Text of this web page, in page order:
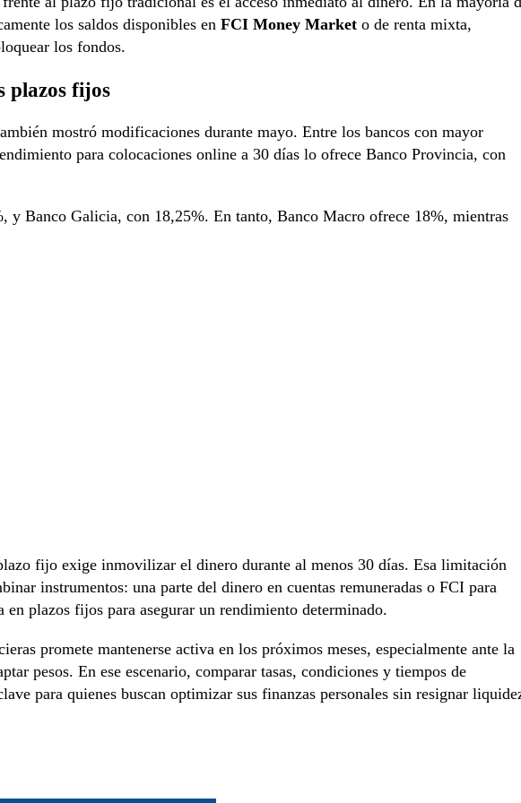
los saldos disponibles en FCI Money Market o de renta mixta,
los fondos.
plazos fijos
mostró modificaciones durante mayo. Entre los bancos con mayor
para colocaciones online a 30 días lo ofrece Banco Provincia, con
Banco Galicia, con 18,25%. En tanto, Banco Macro ofrece 18%, mientras
fijo exige inmovilizar el dinero durante al menos 30 días. Esa limitación
instrumentos: una parte del dinero en cuentas remuneradas o FCI para
plazos fijos para asegurar un rendimiento determinado.
promete mantenerse activa en los próximos meses, especialmente ante la
pesos. En ese escenario, comparar tasas, condiciones y tiempos de
para quienes buscan optimizar sus finanzas personales sin resignar